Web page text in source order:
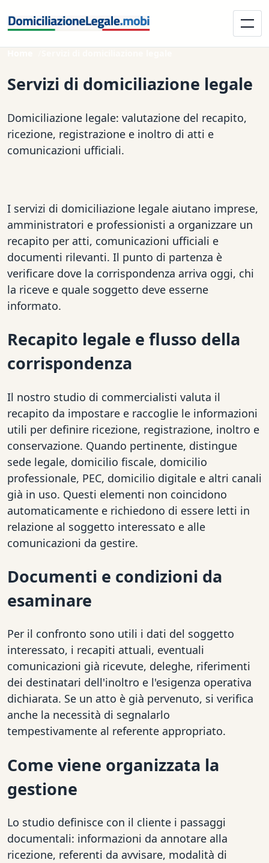
Servizi di domiciliazione legale
Domiciliazione legale: valutazione del recapito,
ricezione, registrazione e inoltro di atti e
comunicazioni ufficiali.
I servizi di domiciliazione legale aiutano imprese,
amministratori e professionisti a organizzare un
recapito per atti, comunicazioni ufficiali e
documenti rilevanti. Il punto di partenza è
verificare dove la corrispondenza arriva oggi, chi
la riceve e quale soggetto deve esserne
informato.
Recapito legale e flusso della
corrispondenza
Il nostro studio di commercialisti valuta il
recapito da impostare e raccoglie le informazioni
utili per definire ricezione, registrazione, inoltro e
conservazione. Quando pertinente, distingue
sede legale, domicilio fiscale, domicilio
professionale, PEC, domicilio digitale e altri canali
già in uso. Questi elementi non coincidono
automaticamente e richiedono di essere letti in
relazione al soggetto interessato e alle
comunicazioni da gestire.
Documenti e condizioni da
esaminare
Per il confronto sono utili i dati del soggetto
interessato, i recapiti attuali, eventuali
comunicazioni già ricevute, deleghe, riferimenti
dei destinatari dell'inoltro e l'esigenza operativa
dichiarata. Se un atto è già pervenuto, si verifica
anche la necessità di segnalarlo
tempestivamente al referente appropriato.
Come viene organizzata la
gestione
Lo studio definisce con il cliente i passaggi
documentali: informazioni da annotare alla
ricezione, referenti da avvisare, modalità di